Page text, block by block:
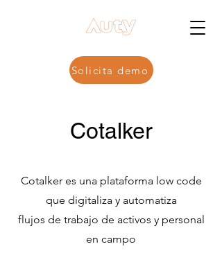
Solicita demo
Cotalker
Cotalker es una plataforma low code
que digitaliza y automatiza
flujos de trabajo de activos y personal
en campo